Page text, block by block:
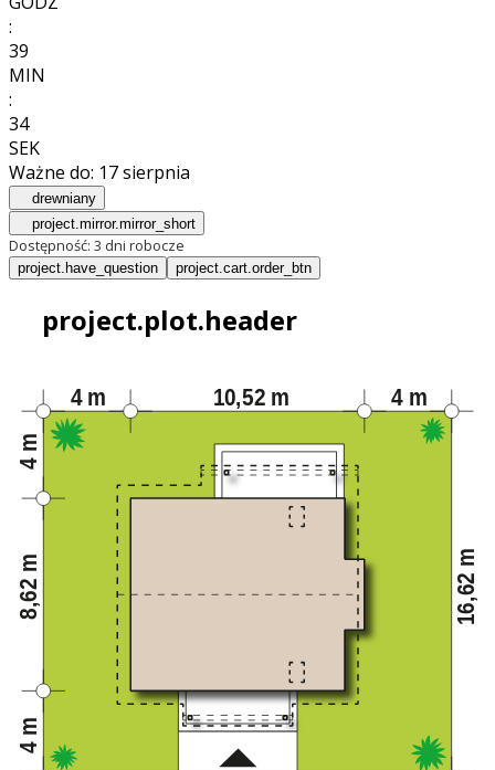
:
39
MIN
:
32
SEK
Ważne do: 17 sierpnia
drewniany
project.mirror.mirror_short
Dostępność: 3 dni robocze
project.have_question project.cart.order_btn
project.plot.header